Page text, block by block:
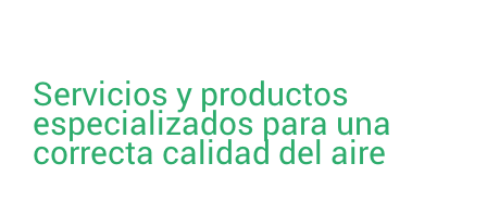
Servicios y productos
especializados para una
correcta calidad del aire